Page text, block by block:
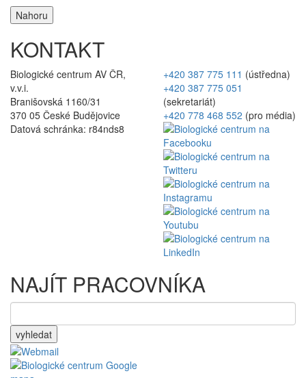
Nahoru
KONTAKT
Biologické centrum AV ČR,
v.v.i.
Branišovská 1160/31
370 05 České Budějovice
Datová schránka: r84nds8
+420 387 775 111 (ústředna)
+420 387 775 051
(sekretariát)
+420 778 468 552 (pro média)
NAJÍT PRACOVNÍKA
vyhledat